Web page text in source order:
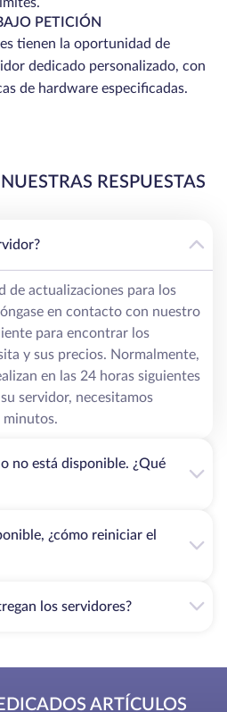
PETICIÓN
tienen la oportunidad de
dedicado personalizado, con
de hardware especificadas.
RESPUESTAS
de actualizaciones para los
en contacto con nuestro
para encontrar los
y sus precios. Normalmente,
en las 24 horas siguientes
servidor, necesitamos
minutos.
no está disponible. ¿Qué
¿cómo reiniciar el
los servidores?
ARTÍCULOS